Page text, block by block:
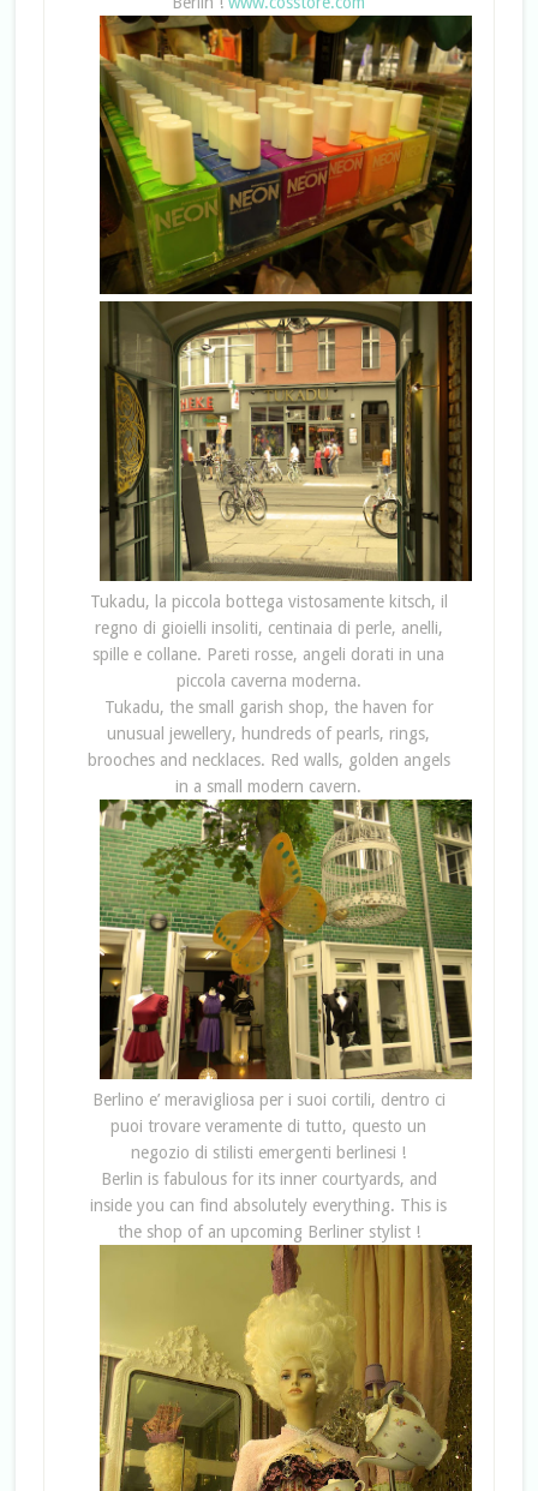
Tukadu, la piccola bottega vistosamente kitsch, il
regno di gioielli insoliti, centinaia di perle, anelli,
spille e collane. Pareti rosse, angeli dorati in una
piccola caverna moderna.
Tukadu, the small garish shop, the haven for
unusual jewellery, hundreds of pearls, rings,
brooches and necklaces. Red walls, golden angels
in a small modern cavern.
Berlino e’ meravigliosa per i suoi cortili, dentro ci
puoi trovare veramente di tutto, questo un
negozio di stilisti emergenti berlinesi !
Berlin is fabulous for its inner courtyards, and
inside you can find absolutely everything. This is
the shop of an upcoming Berliner stylist !